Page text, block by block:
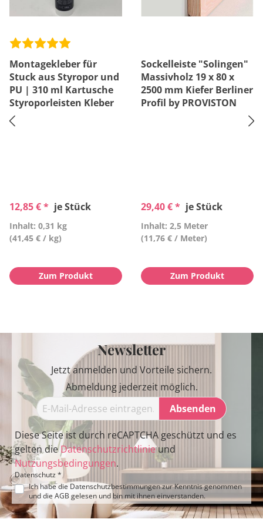
Montagekleber für
Stuck aus Styropor und
PU | 310 ml Kartusche
Styroporleisten Kleber
12,85 € * je Stück
Inhalt: 0,31 kg
(41,45 € / kg)
Zum Produkt
Sockelleiste "Solingen"
Massivholz 19 x 80 x
2500 mm Kiefer Berliner
Profil by PROVISTON
29,40 € * je Stück
Inhalt: 2,5 Meter
(11,76 € / Meter)
Zum Produkt
Newsletter
Jetzt anmelden und Vorteile sichern.
Abmeldung jederzeit möglich.
Absenden
Diese Seite ist durch reCAPTCHA geschützt und es
gelten dieDatenschutzrichtlinieund
Nutzungsbedingungen.
Datenschutz *
Ich habe die Datenschutzbestimmungenzur Kenntnis genommen
und die AGB gelesen und bin mit ihnen einverstanden.